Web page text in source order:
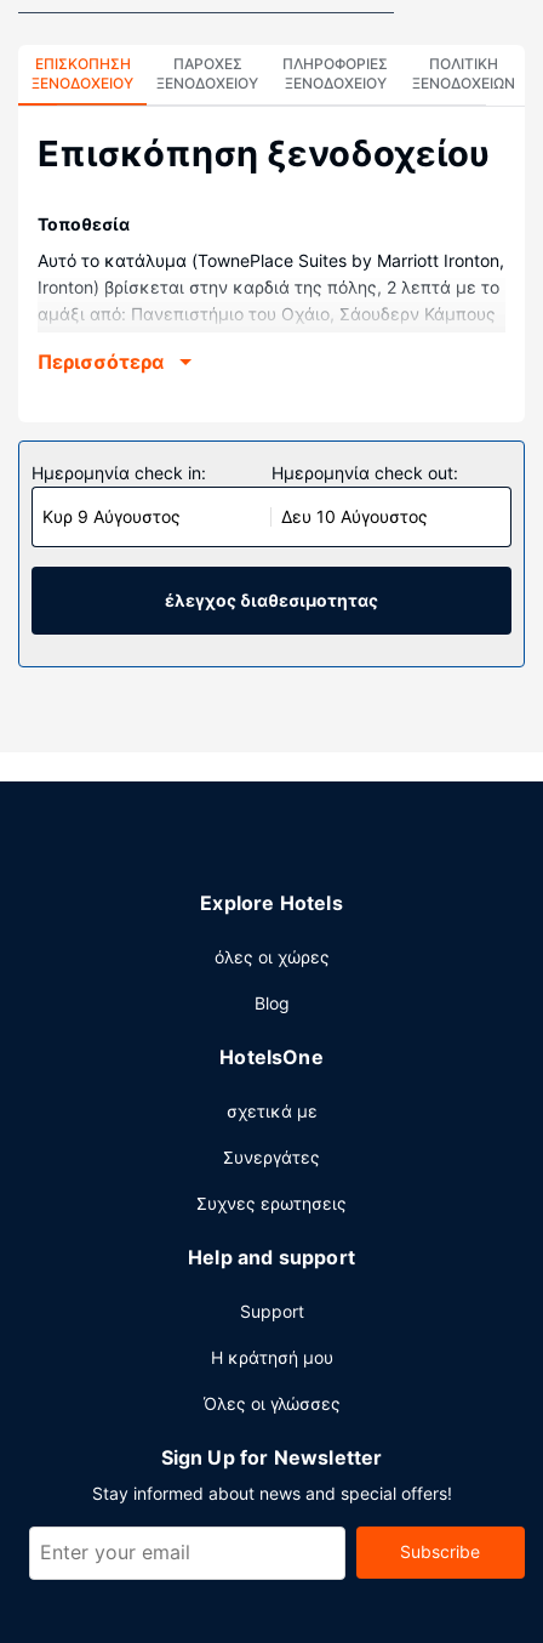
ΕΠΙΣΚΌΠΗΣΗ
ΞΕΝΟΔΟΧΕΊΟΥ
ΠΑΡΟΧΕΣ
ΞΕΝΟΔΟΧΕΙΟΥ
ΠΛΗΡΟΦΟΡΊΕΣ
ΞΕΝΟΔΟΧΕΊΟΥ
ΠΟΛΙΤΙΚΗ
ΞΕΝΟΔΟΧΕΊΩΝ
Επισκόπηση ξενοδοχείου
Τοποθεσία
Αυτό το κατάλυμα (TownePlace Suites by Marriott Ironton,
Ironton) βρίσκεται στην καρδιά της πόλης, 2 λεπτά με το
αμάξι από: Πανεπιστήμιο του Οχάιο, Σάουδερν Κάμπους
ξενοδοχείο απέχει 8,7 χλμ. από: Χάιλαντς Μιουζίμ εντ
Νιώστε σαν στο σπίτι σας σε ένα από τα 109 δωμάτιά
μας, τα οποία διαθέτουν κουζίνες με ψυγεία/
καταψύκτες κανονικού μεγέθους και μαγειρικές εστίες.
Το κρεβάτι σας (με ανώστρωμα) διαθέτει πουπουλένια
παπλώματα και κλινοσκεπάσματα υψηλής ποιότητας
μικροκυμάτων.
πισίνα και γυμναστήριο ανοιχτό όλο το 24ωρο. Οι
περιλαμβάνουν δωρεάν ασύρματο ίντερνετ, χώρο για
πικνίκ και ψησταριές υγραερίου.
Πάρτε κάτι να φάτε από το μπαρ με σνακ/ντελικατέσεν,
κατάλυμα (TownePlace Suites by Marriott Ironton).
Σερβίρεται δωρεάν πρωινό (ευρωπαϊκό) καθημερινά.
Στις σημαντικές παροχές περιλαμβάνονται
επιχειρηματικό κέντρο που λειτουργεί 24 ώρες το
24ωρο, υπηρεσίες στεγνοκαθαριστηρίου/πλυντηρίων και
δωρεάν στάθμευση χωρίς παρκαδόρο.
Περισσότερα
Ημερομηνία check in:
Κυρ 9 Αύγουστος
Ημερομηνία check out:
Δευ 10 Αύγουστος
έλεγχος διαθεσιμοτητας
Explore Hotels
όλες οι χώρες
Blog
HotelsOne
σχετικά με
Συνεργάτες
Συχνες ερωτησεις
Help and support
Support
Η κράτησή μου
Όλες οι γλώσσες
Sign Up for Newsletter
Stay informed about news and special offers!
Subscribe